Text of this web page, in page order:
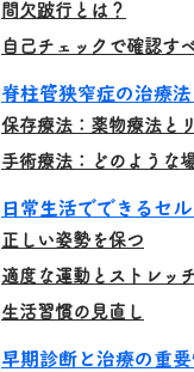
間欠跛行とは？
自己チェックで確認す
脊柱管狭窄症の治療
保存療法：薬物療法と
手術療法：どのような
日常生活でできるセ
正しい姿勢を保つ
適度な運動とストレッ
生活習慣の見直し
早期診断と治療の重